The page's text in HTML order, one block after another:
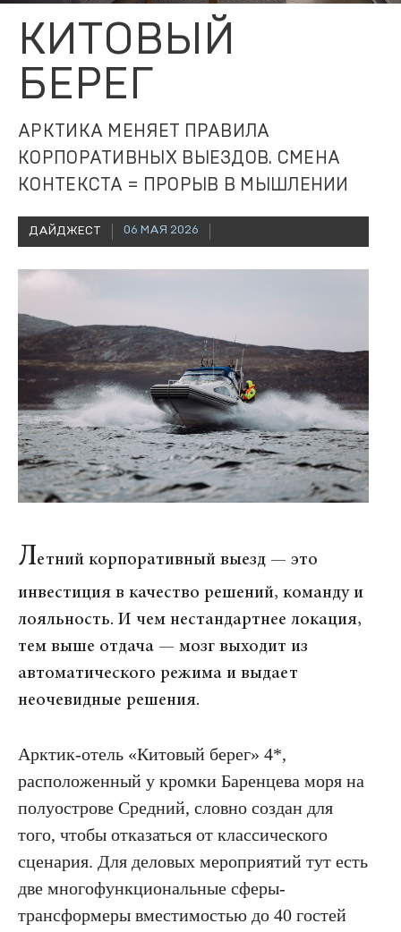
КИТОВЫЙ
БЕРЕГ
АРКТИКА МЕНЯЕТ ПРАВИЛА
КОРПОРАТИВНЫХ ВЫЕЗДОВ. СМЕНА
КОНТЕКСТА = ПРОРЫВ В МЫШЛЕНИИ
ДАЙДЖЕСТ 06 МАЯ 2026
Летний корпоративный выезд — это
инвестиция в качество решений, команду и
лояльность. И чем нестандартнее локация,
тем выше отдача — мозг выходит из
автоматического режима и выдает
неочевидные решения.
Арктик-отель «Китовый берег» 4*,
расположенный у кромки Баренцева моря на
полуострове Средний, словно создан для
того, чтобы отказаться от классического
сценария. Для деловых мероприятий тут есть
две многофункциональные сферы-
трансформеры вместимостью до 40 гостей